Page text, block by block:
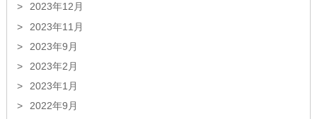
2023年12月
2023年11月
2023年9月
2023年2月
2023年1月
2022年9月